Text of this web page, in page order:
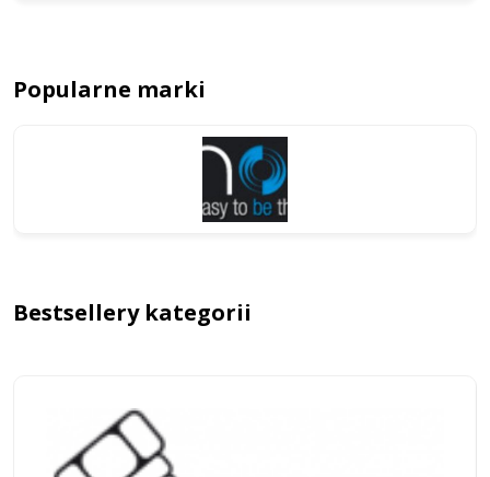
Popularne marki
Bestsellery kategorii